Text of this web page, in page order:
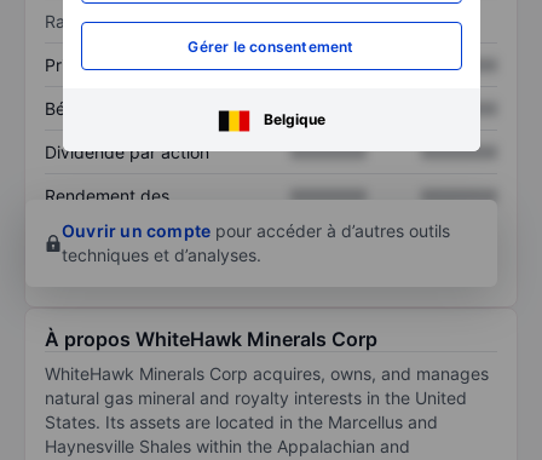
Gérer le consentement
Belgique
Ratios
Prix / ventes XXXXXXX XXXXXXX
Bénéfice par action XXXXXXX
Dividende par action XXXXXXX XXXXXXX
Rendement des
XXXXXXX
XXXXXXX
Ouvrir un compte pour accéder à d’autres outils
techniques et d’analyses.
À propos WhiteHawk Minerals Corp
WhiteHawk Minerals Corp acquires, owns, and manages
natural gas mineral and royalty interests in the United
States. Its assets are located in the Marcellus and
Haynesville Shales within the Appalachian and